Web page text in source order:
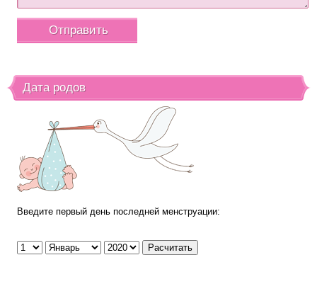
Дата родов
Введите первый день последней менструации: